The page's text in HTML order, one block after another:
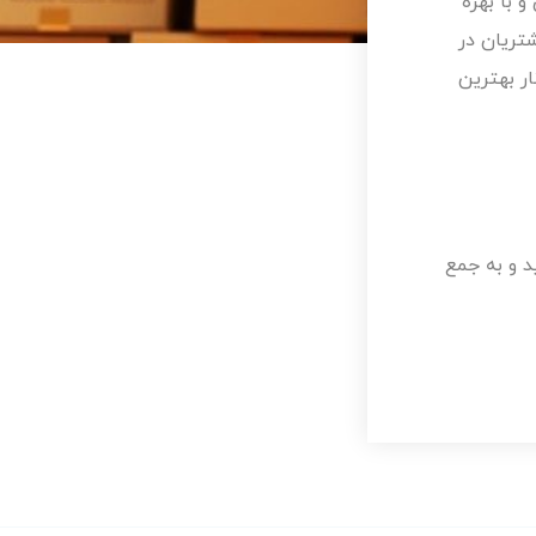
در
بهترین
و به جمع